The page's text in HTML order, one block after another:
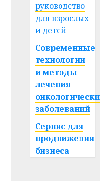
руководство
для взрослых
и детей
Современные
технологии
и методы
лечения
заболеваний
Сервис для
продвижения
бизнеса